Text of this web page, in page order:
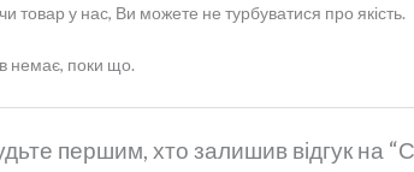
товар у нас, Ви можете не турбуватися про якість.
немає, поки що.
першим, хто залишив відгук на